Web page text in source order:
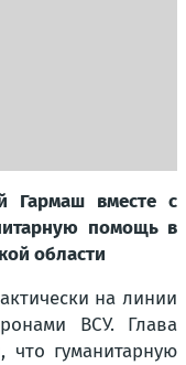
Гармаш вместе с
помощь в
области
на линии
ВСУ. Глава
что гуманитарную